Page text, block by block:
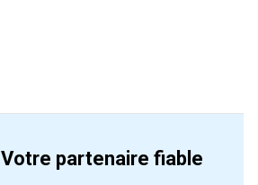
Votre partenaire fiable